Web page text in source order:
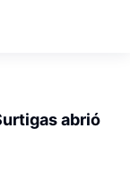
abrió